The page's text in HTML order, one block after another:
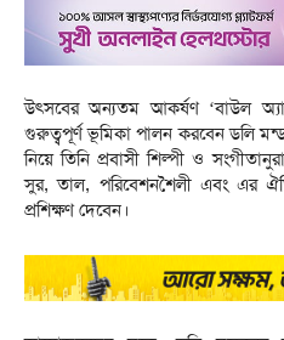
উৎসবের অন্যতম আকর্ষণ ‘বাউল
গুরুত্বপূর্ণ ভূমিকা পালন করবেন ডলি
নিয়ে তিনি প্রবাসী শিল্পী ও
সুর, তাল, পরিবেশনশৈলী এবং এর
প্রশিক্ষণ দেবেন।